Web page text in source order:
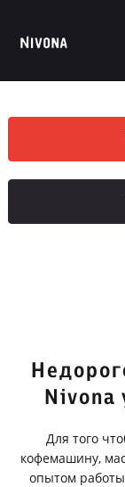
Nivona
Для того
кофемашину,
опытом